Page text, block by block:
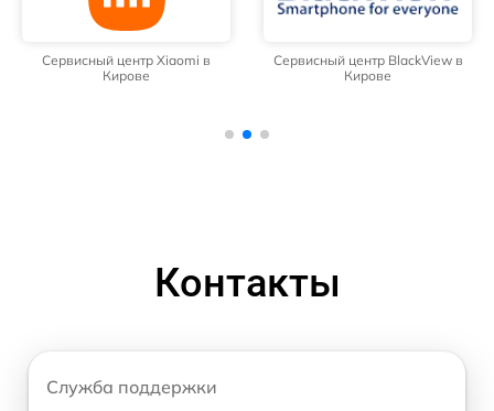
Сервисный центр Xiaomi в
Кирове
Сервисный центр BlackView в
Кирове
Контакты
Служба поддержки